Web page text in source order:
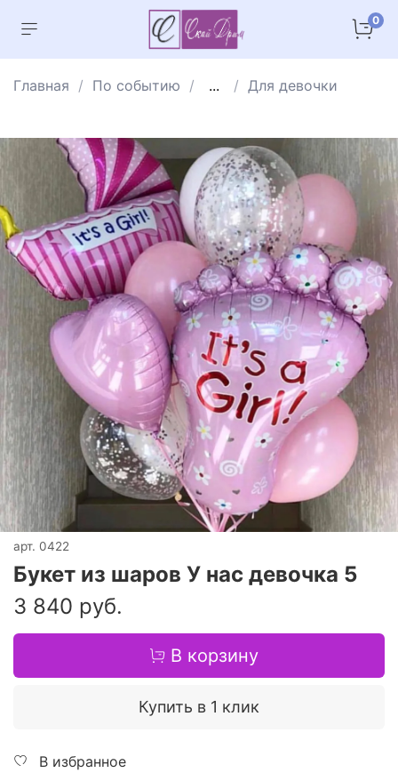
0
Главная По событию ... Для девочки
арт. 0422
Букет из шаров У нас девочка 5
3 840 руб.
В корзину
Купить в 1 клик
В избранное